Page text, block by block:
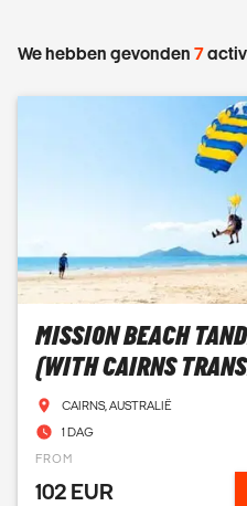
We hebben gevonden 7
MISSION BEACH
(WITH CAIRNS
CAIRNS, AUSTRALIË
1 DAG
FROM
102 EUR